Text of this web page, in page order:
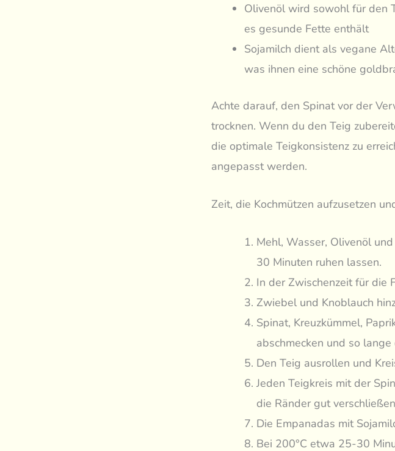
Olivenöl wird sowohl für den
es gesunde Fette enthält
Sojamilch dient als vegane
was ihnen eine schöne
Achte darauf, den Spinat vor der
trocknen. Wenn du den Teig
die optimale Teigkonsistenz zu
angepasst werden.
Zeit, die Kochmützen aufzusetzen
Mehl, Wasser, Olivenöl
30 Minuten ruhen lassen.
In der Zwischenzeit für die
Zwiebel und Knoblauch
Spinat, Kreuzkümmel,
abschmecken und so
Den Teig ausrollen und
Jeden Teigkreis mit der
die Ränder gut
Die Empanadas mit
Bei 200°C etwa 25-30